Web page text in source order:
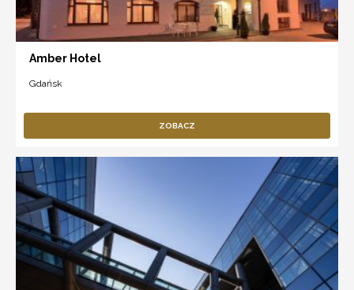
Amber Hotel
Gdańsk
ZOBACZ